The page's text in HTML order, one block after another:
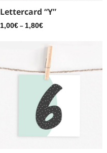
Lettercard “Y”
1,00€ – 1,80€